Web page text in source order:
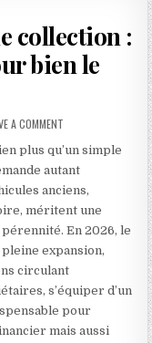
collection :
bien le
A COMMENT ON ASSURER SON
plus qu’un simple
autant
anciens,
méritent une
En 2026, le
expansion,
circulant
s’équiper d’un
pour
mais aussi